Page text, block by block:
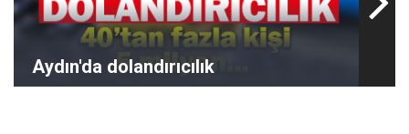
Aydın'da dolandırıcılık